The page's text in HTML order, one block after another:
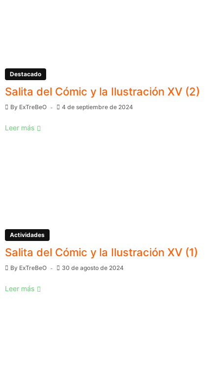
Destacado
Salita del Cómic y la Ilustración XV (2)
By ExTreBeO 4 de septiembre de 2024
Leer más
Actividades
Salita del Cómic y la Ilustración XV (1)
By ExTreBeO 30 de agosto de 2024
Leer más